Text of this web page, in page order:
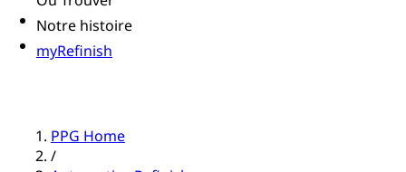
Notre histoire
myRefinish
PPG Home
/